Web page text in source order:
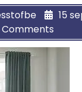
15
Comments